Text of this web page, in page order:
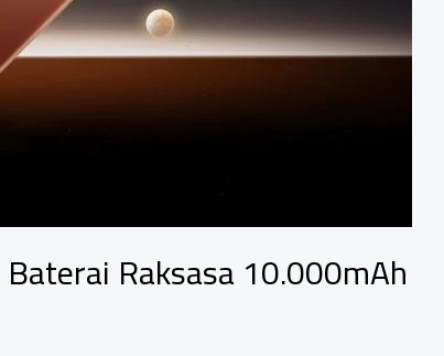
Raksasa 10.000mAh